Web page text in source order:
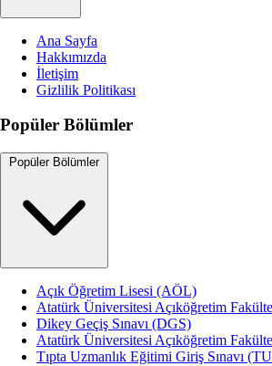
Ana Sayfa
Hakkımızda
İletişim
Gizlilik Politikası
Popüler Bölümler
Popüler Bölümler
Açık Öğretim Lisesi (AÖL)
Atatürk Üniversitesi Açıköğretim
Dikey Geçiş Sınavı (DGS)
Atatürk Üniversitesi Açıköğretim
Tıpta Uzmanlık Eğitimi Giriş Sınavı